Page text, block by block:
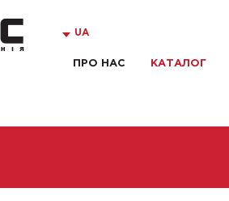
UA
ПРО НАС КАТАЛОГ